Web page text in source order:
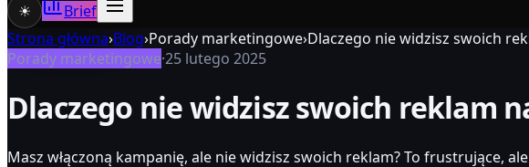
☀
Brief
Strona główna›Blog›Porady marketingowe›Dlaczego nie widzisz swoich
Porady marketingowe·25 lutego 2025
Dlaczego nie widzisz swoich reklam
Masz włączoną kampanię, ale nie widzisz swoich reklam? To frustrujące,